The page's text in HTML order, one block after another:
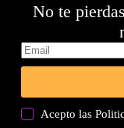
No te
Acepto las